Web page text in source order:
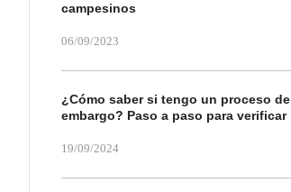
campesinos
06/09/2023
¿Cómo saber si tengo un proceso de
embargo? Paso a paso para verificar
19/09/2024